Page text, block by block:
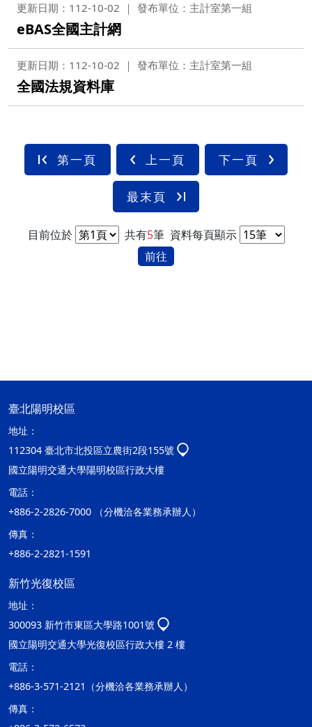
更新日期：112-10-02 發布單位：主計室第一組
eBAS全國主計網
更新日期：112-10-02 發布單位：主計室第一組
全國法規資料庫
第一頁 上一頁 下一頁
最末頁
目前位於 共有5筆 資料每頁顯示
前往
臺北陽明校區
地址：
112304 臺北市北投區立農街2段155號
國立陽明交通大學陽明校區行政大樓
電話：
+886-2-2826-7000 （分機洽各業務承辦人）
傳真：
+886-2-2821-1591
新竹光復校區
地址：
300093 新竹市東區大學路1001號
國立陽明交通大學光復校區行政大樓 2 樓
電話：
+886-3-571-2121（分機洽各業務承辦人）
傳真：